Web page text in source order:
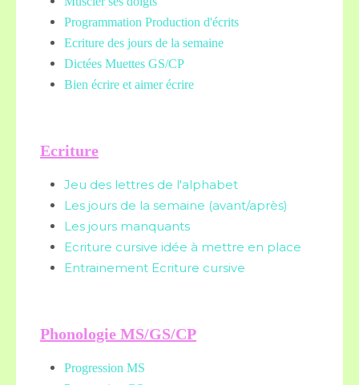
Programmation Production d'écrits
Ecriture des jours de la semaine
Dictées Muettes GS/CP
Bien écrire et aimer écrire
Ecriture
Jeu des lettres de l'alphabet
Les jours de la semaine (avant/après)
Les jours manquants
Ecriture cursive idée à mettre en place
Entrainement Ecriture cursive
Phonologie MS/GS/CP
Progression MS